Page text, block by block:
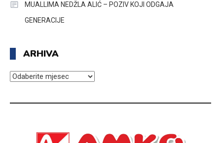
MUALLIMA NEDŽLA ALIĆ – POZIV KOJI ODGAJA
GENERACIJE
ARHIVA
ARHIVA